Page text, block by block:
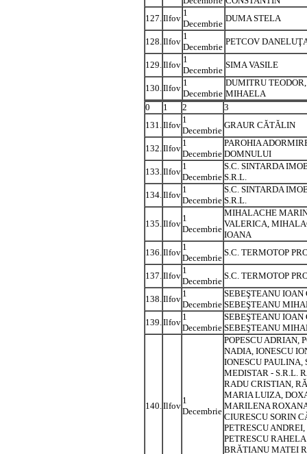
127. Ilfov
1
Decembrie
DUMA STELA
128. Ilfov
1
Decembrie
PETCOV
129. Ilfov
1
Decembrie
SIMA VASILE
130. Ilfov
1
Decembrie
DUMITRU
MIHAELA
0
1 2
3
131. Ilfov
1
Decembrie
GRAUR CĂTĂLIN
132. Ilfov
1
Decembrie
PAROHIA
DOMNULUI
133. Ilfov
1
Decembrie
S.C. SINTARDA
S.R.L.
134. Ilfov
1
Decembrie
S.C. SINTARDA
S.R.L.
135. Ilfov
1
Decembrie
MIHALACHE
VALERICA,
IOANA
136. Ilfov
1
Decembrie
S.C. TERMOTOP
137. Ilfov
1
Decembrie
S.C. TERMOTOP
138. Ilfov
1
Decembrie
SEBEŞTEANU IOAN
SEBEŞTEANU
139. Ilfov
1
Decembrie
SEBEŞTEANU IOAN
SEBEŞTEANU
140. Ilfov
1
Decembrie
POPESCU ADRIAN,
NADIA, IONESCU
IONESCU PAULINA,
MEDISTAR - S.R.L.
RADU CRISTIAN,
MARIA LUIZA,
MARILENA
CIURESCU SORIN
PETRESCU ANDREI,
PETRESCU
BRĂTIANU MATEI